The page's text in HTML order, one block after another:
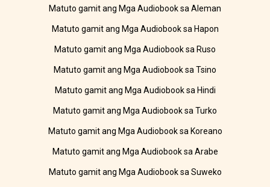
Matuto gamit ang Mga Audiobook sa Aleman
Matuto gamit ang Mga Audiobook sa Hapon
Matuto gamit ang Mga Audiobook sa Ruso
Matuto gamit ang Mga Audiobook sa Tsino
Matuto gamit ang Mga Audiobook sa Hindi
Matuto gamit ang Mga Audiobook sa Turko
Matuto gamit ang Mga Audiobook sa Koreano
Matuto gamit ang Mga Audiobook sa Arabe
Matuto gamit ang Mga Audiobook sa Suweko